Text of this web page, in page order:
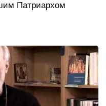
Патриархом